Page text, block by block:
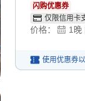
闪购优惠券
仅限信用卡
价格： 1晚
使用优惠券